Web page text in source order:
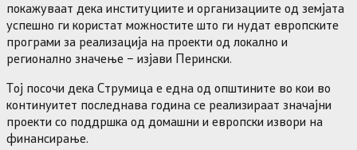
покажуваат дека институциите и организациите од земјата
успешно ги користат можностите што ги нудат европските
програми за реализација на проекти од локално и
регионално значење – изјави Перински.
Тој посочи дека Струмица е една од општините во кои во
континуитет последнава година се реализираат значајни
проекти со поддршка од домашни и европски извори на
финансирање.